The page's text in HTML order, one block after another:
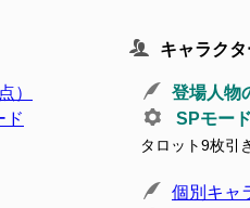
）
ド
キャラクタ
登場人物
SPモード
タロット9枚引
個別キャ